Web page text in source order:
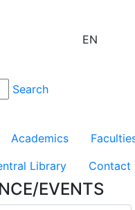
EN
Search
Academics
Library Contact
EVENTS